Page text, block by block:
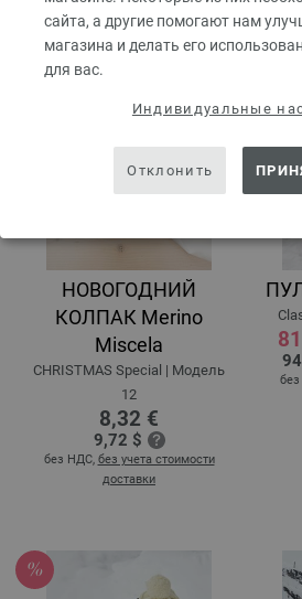
сайта, а другие помогают нам
магазина и делать его
для вас.
Индивидуальные
Отклонить
НОВОГОДНИЙ
КОЛПАК Merino
Miscela
CHRISTMAS Special | Модель
12
8,32 €
9,72 $
без НДС, без учета стоимости
доставки